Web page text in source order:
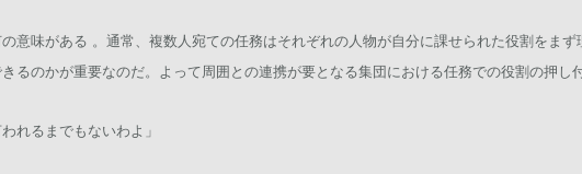
の意味がある 。通常、複数人宛ての任務はそれぞれの人物が自分に課せられた役割をま
るのかが重要なのだ。よって周囲との連携が要となる集団における任務での役割の押し
れるまでもないわよ」